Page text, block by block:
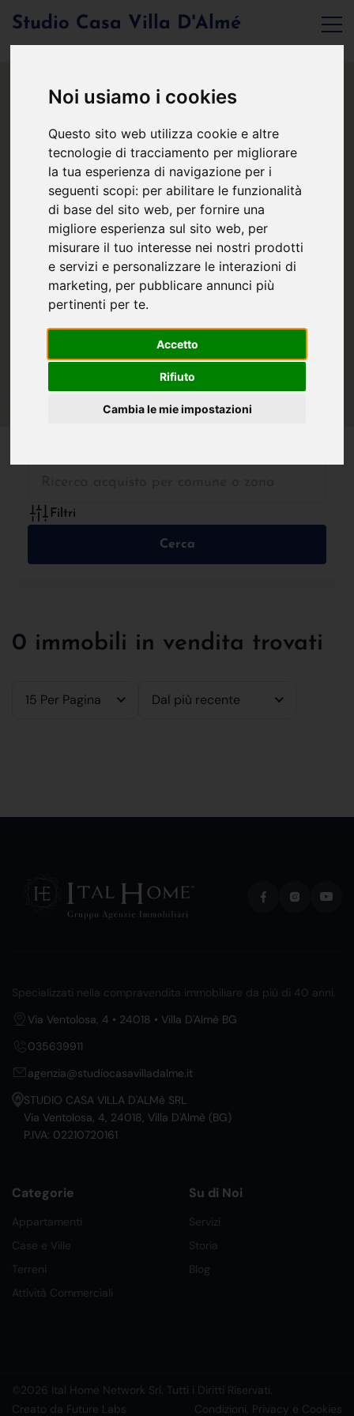
Noi usiamo i cookies
Questo sito web utilizza cookie e altre
tecnologie di tracciamento per migliorare
la tua esperienza di navigazione per i
seguenti scopi: per abilitare le funzionalità
di base del sito web, per fornire una
migliore esperienza sul sito web, per
misurare il tuo interesse nei nostri prodotti
e servizi e personalizzare le interazioni di
marketing, per pubblicare annunci più
pertinenti per te.
Accetto
Rifiuto
Cambia le mie impostazioni
Studio Casa Villa D'Almé
Filtri
Cerca
0 immobili in vendita trovati
15 Per Pagina Dal più recente
Specializzati nella compravendita immobiliare da più di 40 anni.
Via Ventolosa, 4 • 24018 • Villa D'Almè BG
035639911
agenzia@studiocasavilladalme.it
STUDIO CASA VILLA D'ALMè SRL
Via Ventolosa, 4, 24018, Villa D'Almè (BG)
P.IVA: 02210720161
Categorie
Appartamenti
Case e Ville
Terreni
Attività Commerciali
Su di Noi
Servizi
Storia
Blog
©2026 Ital Home Network Srl. Tutti i Diritti Riservati.
Creato da Future Labs
Condizioni, Privacy e Cookies